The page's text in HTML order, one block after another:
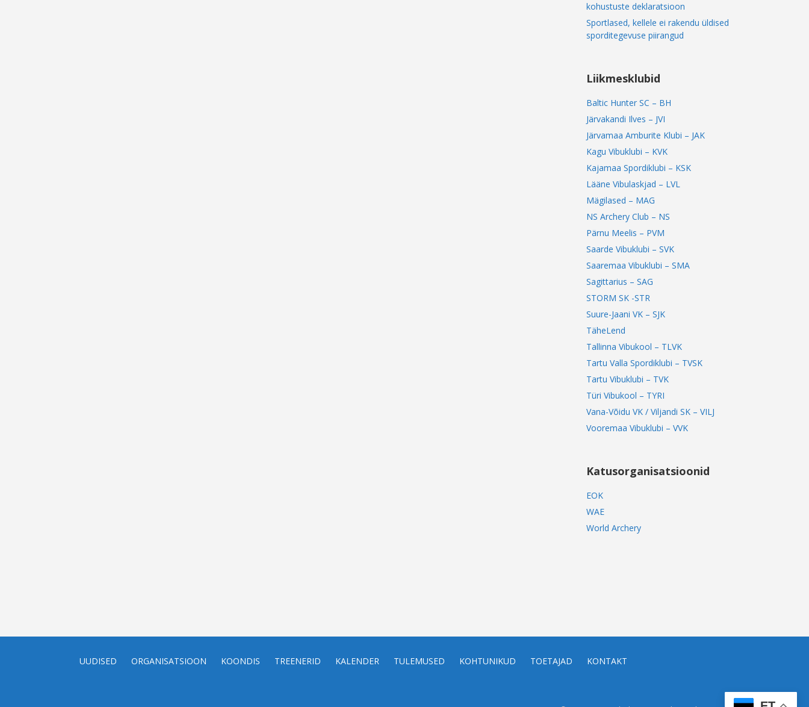
kohustuste deklaratsioon
Sportlased, kellele ei rakendu üldised
sporditegevuse piirangud
Liikmesklubid
Baltic Hunter SC – BH
Järvakandi Ilves – JVI
Järvamaa Amburite Klubi – JAK
Kagu Vibuklubi – KVK
Kajamaa Spordiklubi – KSK
Lääne Vibulaskjad – LVL
Mägilased – MAG
NS Archery Club – NS
Pärnu Meelis – PVM
Saarde Vibuklubi – SVK
Saaremaa Vibuklubi – SMA
Sagittarius – SAG
STORM SK -STR
Suure-Jaani VK – SJK
TäheLend
Tallinna Vibukool – TLVK
Tartu Valla Spordiklubi – TVSK
Tartu Vibuklubi – TVK
Türi Vibukool – TYRI
Vana-Võidu VK / Viljandi SK – VILJ
Vooremaa Vibuklubi – VVK
Katusorganisatsioonid
EOK
WAE
World Archery
UUDISED ORGANISATSIOON KOONDIS TREENERID KALENDER TULEMUSED KOHTUNIKUD TOETAJAD KONTAKT